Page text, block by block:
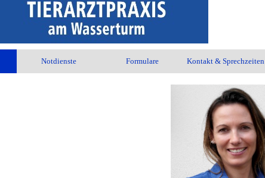
Notdienste Formulare Kontakt & Sprechzeiten